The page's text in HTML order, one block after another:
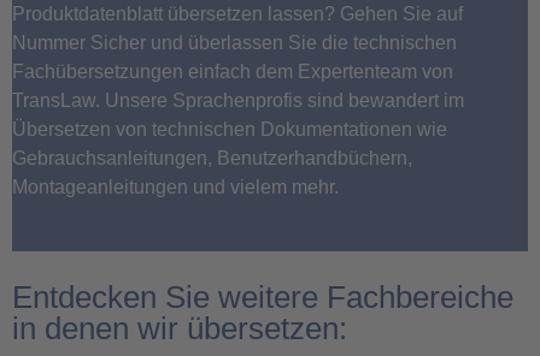
Produktdatenblatt übersetzen lassen? Gehen Sie auf
Nummer Sicher und überlassen Sie die technischen
Fachübersetzungen einfach dem Expertenteam von
TransLaw. Unsere Sprachenprofis sind bewandert im
Übersetzen von technischen Dokumentationen wie
Gebrauchsanleitungen, Benutzerhandbüchern,
Montageanleitungen und vielem mehr.
Entdecken Sie weitere Fachbereiche
in denen wir übersetzen: